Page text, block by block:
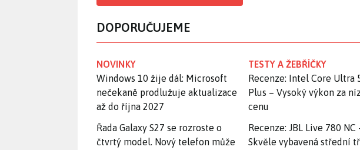
DOPORUČUJEME
NOVINKY
Windows 10 žije dál: Microsoft
nečekaně prodlužuje aktualizace
až do října 2027
Řada Galaxy S27 se rozroste o
čtvrtý model. Nový telefon může
TESTY A ŽEBŘÍČKY
Recenze: Intel Core Ultra
Plus – Vysoký výkon za
cenu
Recenze: JBL Live 780 NC
Skvěle vybavená střední